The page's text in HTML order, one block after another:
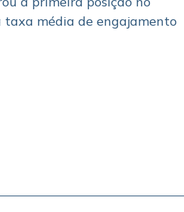
taxa média de engajamento